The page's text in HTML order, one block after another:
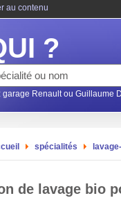
au contenu
?
garage Renault ou Guillaume
spécialités
de lavage bio